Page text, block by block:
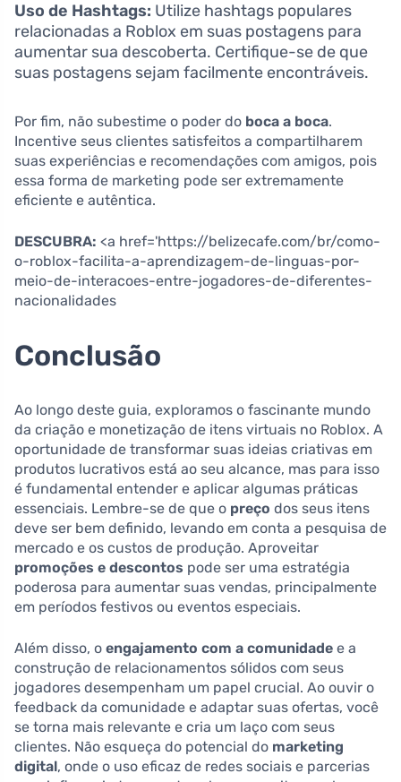
Uso de Hashtags: Utilize hashtags populares
relacionadas a Roblox em suas postagens para
aumentar sua descoberta. Certifique-se de que
suas postagens sejam facilmente encontráveis.
Por fim, não subestime o poder do boca a boca.
Incentive seus clientes satisfeitos a compartilharem
suas experiências e recomendações com amigos, pois
essa forma de marketing pode ser extremamente
eficiente e autêntica.
DESCUBRA: <a href='https://belizecafe.com/br/como-
o-roblox-facilita-a-aprendizagem-de-linguas-por-
meio-de-interacoes-entre-jogadores-de-diferentes-
nacionalidades
Conclusão
Ao longo deste guia, exploramos o fascinante mundo
da criação e monetização de itens virtuais no Roblox. A
oportunidade de transformar suas ideias criativas em
produtos lucrativos está ao seu alcance, mas para isso
é fundamental entender e aplicar algumas práticas
essenciais. Lembre-se de que o preço dos seus itens
deve ser bem definido, levando em conta a pesquisa de
mercado e os custos de produção. Aproveitar
promoções e descontos pode ser uma estratégia
poderosa para aumentar suas vendas, principalmente
em períodos festivos ou eventos especiais.
Além disso, o engajamento com a comunidade e a
construção de relacionamentos sólidos com seus
jogadores desempenham um papel crucial. Ao ouvir o
feedback da comunidade e adaptar suas ofertas, você
se torna mais relevante e cria um laço com seus
clientes. Não esqueça do potencial do marketing
digital, onde o uso eficaz de redes sociais e parcerias